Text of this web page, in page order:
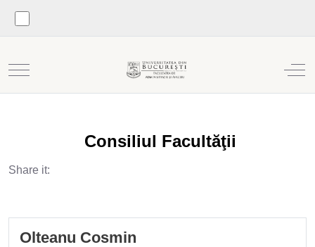
Mobile Menu Toggle Off-
Consiliul Facultăţii
Share it:
Olteanu Cosmin